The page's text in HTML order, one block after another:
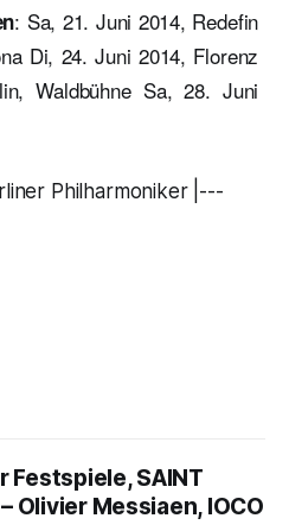
: Sa, 21. Juni 2014, Redefin
Di, 24. Juni 2014, Florenz
Waldbühne Sa, 28. Juni
Philharmoniker |---
Festspiele, SAINT
– Olivier Messiaen, IOCO